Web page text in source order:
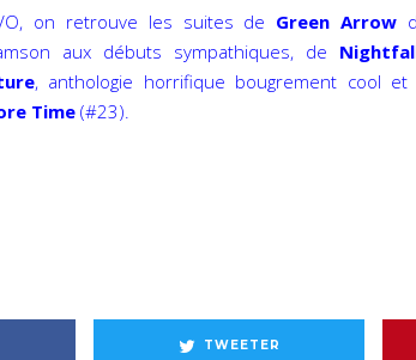
on retrouve les suites de Green Arrow
aux débuts sympathiques, de
, anthologie horrifique bougrement cool et
Time(#23).
TWEETER